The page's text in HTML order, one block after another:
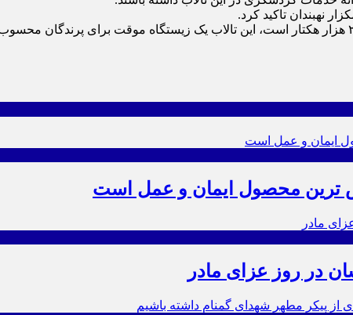
نهبندان تاکید کرد.
ترین محصول ایمان و عمل است
در روز عزای مادر